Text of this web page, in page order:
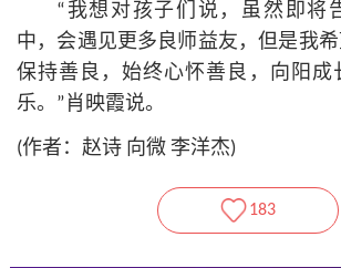
“我想对孩子们说，虽然即将
中，会遇见更多良师益友，但是我
保持善良，始终心怀善良，向阳成
乐。”肖映霞说。
(作者：赵诗 向微 李洋杰)
183